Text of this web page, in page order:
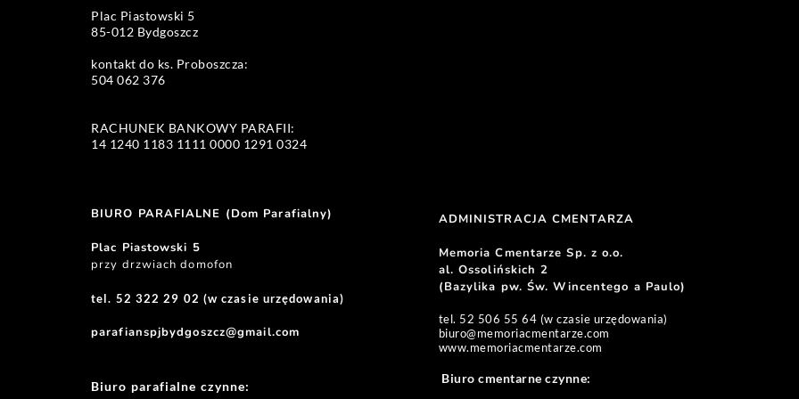
Plac Piastowski 5
85-012 Bydgoszcz
kontakt do ks. Proboszcza:
504 062 376
RACHUNEK BANKOWY PARAFII:
14 1240 1183 1111 0000 1291 0324
BIURO PARAFIALNE (Dom Parafialny)
Plac Piastowski 5
przy drzwiach domofon
tel. 52 322 29 02 (w czasie urzędowania)
parafianspjbydgoszcz@gmail.com
Biuro parafialne czynne:
ADMINISTRACJA CMENTARZA
Memoria Cmentarze Sp. z o.o.
al. Ossolińskich 2
(Bazylika pw. Św. Wincentego a Paulo)
tel. 52 506 55 64 (w czasie urzędowania)
biuro@memoriacmentarze.com
www.memoriacmentarze.com
Biuro cmentarne czynne: